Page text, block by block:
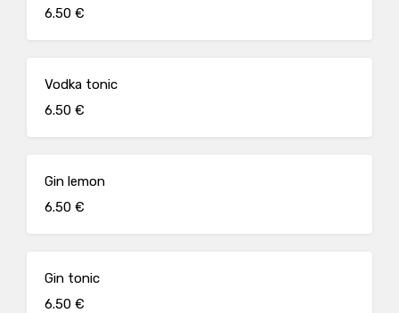
6.50 €
Vodka tonic
6.50 €
Gin lemon
6.50 €
Gin tonic
6.50 €